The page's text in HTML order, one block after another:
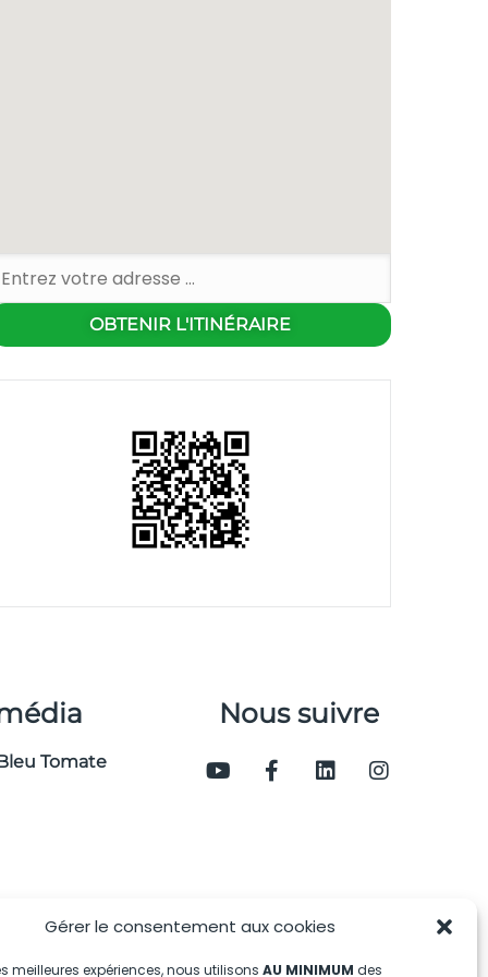
Gérer le consentement aux cookies
meilleures expériences, nous utilisons AU MINIMUM des
Tomate
Nous suivre